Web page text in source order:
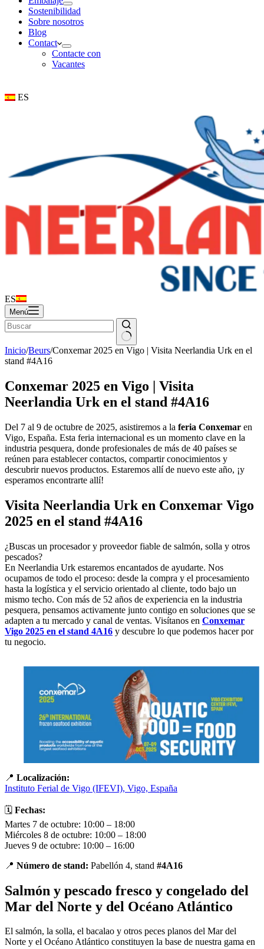
Sostenibilidad
Sobre nosotros
Blog
Contact
Contacte con
Vacantes
ES
ES
Menú
Inicio/Beurs/Conxemar 2025 en Vigo | Visita Neerlandia Urk en el
stand #4A16
Conxemar 2025 en Vigo | Visita
Neerlandia Urk en el stand #4A16
Del 7 al 9 de octubre de 2025, asistiremos a la feria Conxemar en
Vigo, España. Esta feria internacional es un momento clave en la
industria pesquera, donde profesionales de más de 40 países se
reúnen para establecer contactos, compartir conocimientos y
descubrir nuevos productos. Estaremos allí de nuevo este año, ¡y
esperamos encontrarte allí!
Visita Neerlandia Urk en Conxemar Vigo
2025 en el stand #4A16
¿Buscas un procesador y proveedor fiable de salmón, solla y otros
pescados?
En Neerlandia Urk estaremos encantados de ayudarte. Nos
ocupamos de todo el proceso: desde la compra y el procesamiento
hasta la logística y el servicio orientado al cliente, todo bajo un
mismo techo. Con más de 52 años de experiencia en la industria
pesquera, pensamos activamente junto contigo en soluciones que se
adapten a tu mercado y canal de ventas. Visítanos en Conxemar
Vigo 2025 en el stand 4A16 y descubre lo que podemos hacer por
tu negocio.
📍 Localización:
Instituto Ferial de Vigo (IFEVI), Vigo, España
🗓️ Fechas:
Martes 7 de octubre: 10:00 – 18:00
Miércoles 8 de octubre: 10:00 – 18:00
Jueves 9 de octubre: 10:00 – 16:00
📍 Número de stand: Pabellón 4, stand #4A16
Salmón y pescado fresco y congelado del
Mar del Norte y del Océano Atlántico
El salmón, la solla, el bacalao y otros peces planos del Mar del
Norte y el Océano Atlántico constituyen la base de nuestra gama en